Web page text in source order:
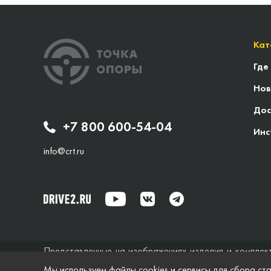
+7 800 600-54-04
info@crt.ru
Представленные на изображениях изделия и
исключительно справочный характер и ни при каких